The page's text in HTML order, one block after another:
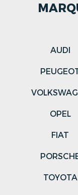
AUDI
OPEL
FIAT
TOYOTA